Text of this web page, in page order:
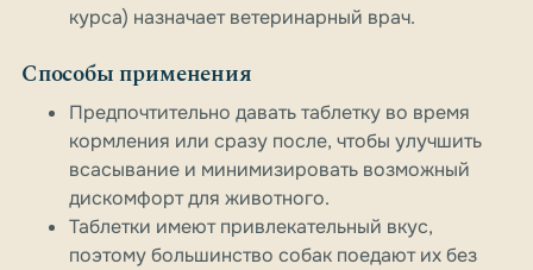
курса) назначает ветеринарный врач.
Способы применения
Предпочтительно давать таблетку во время
кормления или сразу после, чтобы улучшить
всасывание и минимизировать возможный
дискомфорт для животного.
Таблетки имеют привлекательный вкус,
поэтому большинство собак поедают их без